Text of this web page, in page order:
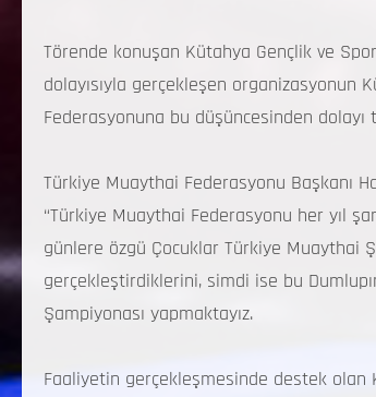
Törende konuşan Kütahya Gençlik ve
dolayısıyla gerçekleşen organizasyonun
Federasyonuna bu düşüncesinden
Türkiye Muaythai Federasyonu Başkanı
“Türkiye Muaythai Federasyonu her yıl
günlere özgü Çocuklar Türkiye Muaythai
gerçekleştirdiklerini, simdi ise bu
Şampiyonası yapmaktayız.
Faaliyetin gerçekleşmesinde destek olan